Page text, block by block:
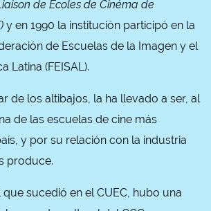
de Ecoles de Cinéma de
y en 1990 la institución participó en la
de Escuelas de la Imagen y el
Latina (FEISAL).
de los altibajos, la ha llevado a ser, al
de las escuelas de cine más
y por su relación con la industria
produce.
que sucedió en el CUEC, hubo una